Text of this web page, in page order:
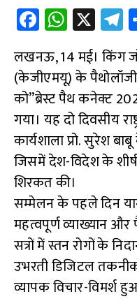
Fa
ce
b
o
o
k
W
h
at
s
A
p
p
X
a
लखनऊ, 14 मई। किंग
(केजीएमयू) के पैथोलॉजी
को”ब्रेस्ट पैथ कनेक्ट
गया। यह दो दिवसीय
कार्यशाला प्रो. सुरेश
जिसमें देश-विदेश के
शिरकत की।
सम्मेलन के पहले दिन
महत्वपूर्ण व्याख्यान
सत्रों में स्तन रोगों के
उभरती डिजिटल
व्यापक विचार-विमर्श